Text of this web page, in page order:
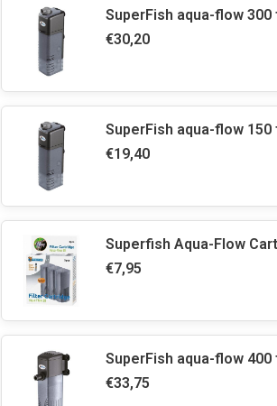
SuperFish aqua-flow
€30,20
SuperFish aqua-flow
€19,40
Superfish Aqua-Flow
€7,95
SuperFish aqua-flow
€33,75